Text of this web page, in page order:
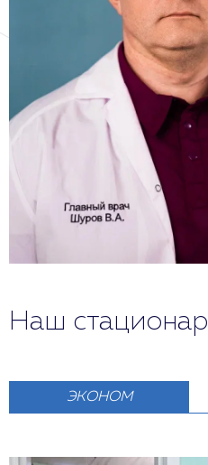
Наш стационар
ЭКОНОМ